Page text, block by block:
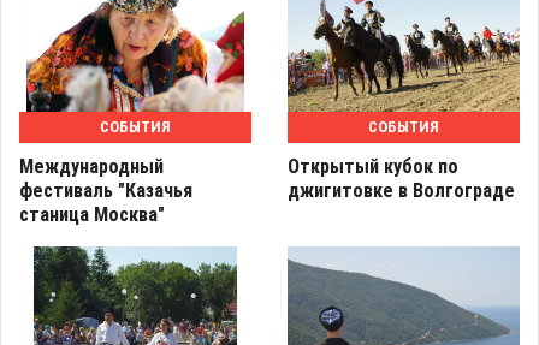
СОБЫТИЯ
Международный
фестиваль "Казачья
станица Москва"
СОБЫТИЯ
Открытый кубок по
джигитовке в Волгограде